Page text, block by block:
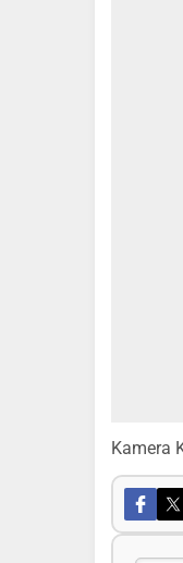
Kamera